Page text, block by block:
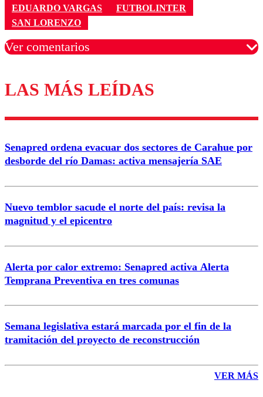
EDUARDO VARGAS
FUTBOLINTER
SAN LORENZO
Ver comentarios
Los comentarios son moderados para garantizar un
diálogo respetuoso.
Correo
LAS MÁS LEÍDAS
Senapred ordena evacuar dos sectores de Carahue por
desborde del río Damas: activa mensajería SAE
Nuevo temblor sacude el norte del país: revisa la
magnitud y el epicentro
Alerta por calor extremo: Senapred activa Alerta
Temprana Preventiva en tres comunas
Semana legislativa estará marcada por el fin de la
tramitación del proyecto de reconstrucción
VER MÁS